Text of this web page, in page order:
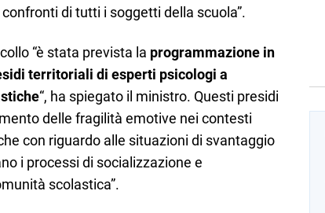
di tutti i soggetti della scuola”.
“è stata prevista la programmazione in
territoriali di esperti psicologi a
“, ha spiegato il ministro. Questi presidi
delle fragilità emotive nei contesti
con riguardo alle situazioni di svantaggio
i processi di socializzazione e
scolastica”.